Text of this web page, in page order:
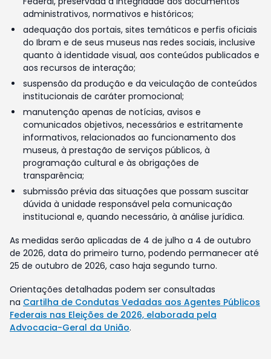
administrativos, normativos e históricos;
adequação dos portais, sites temáticos e perfis oficiais
do Ibram e de seus museus nas redes sociais, inclusive
quanto à identidade visual, aos conteúdos publicados e
aos recursos de interação;
suspensão da produção e da veiculação de conteúdos
institucionais de caráter promocional;
manutenção apenas de notícias, avisos e
comunicados objetivos, necessários e estritamente
informativos, relacionados ao funcionamento dos
museus, à prestação de serviços públicos, à
programação cultural e às obrigações de
transparência;
submissão prévia das situações que possam suscitar
dúvida à unidade responsável pela comunicação
institucional e, quando necessário, à análise jurídica.
As medidas serão aplicadas de 4 de julho a 4 de outubro
de 2026, data do primeiro turno, podendo permanecer até
25 de outubro de 2026, caso haja segundo turno.
Orientações detalhadas podem ser consultadas
na Cartilha de Condutas Vedadas aos Agentes Públicos
Federais nas Eleições de 2026, elaborada pela
Advocacia-Geral da União.